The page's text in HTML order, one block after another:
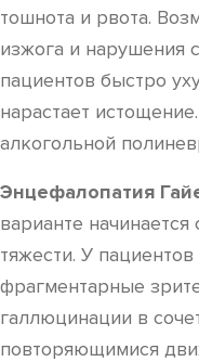
тошнота и рвота.
изжога и нарушения
пациентов быстро
нарастает
алкогольной
Энцефалопатия
варианте
тяжести. У
фрагментарные
галлюцинации в
повторяющимися